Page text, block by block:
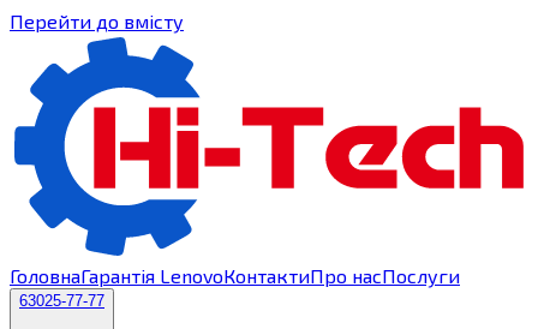
Перейти до вмісту
ГоловнаГарантія LenovoКонтактиПро насПослуги
63025-77-77